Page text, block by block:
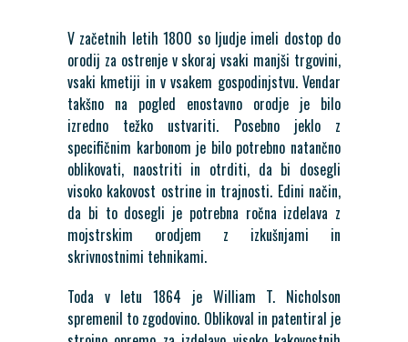
V začetnih letih 1800 so ljudje imeli dostop do
orodij za ostrenje v skoraj vsaki manjši trgovini,
vsaki kmetiji in v vsakem gospodinjstvu. Vendar
takšno na pogled enostavno orodje je bilo
izredno težko ustvariti. Posebno jeklo z
specifičnim karbonom je bilo potrebno natančno
oblikovati, naostriti in otrditi, da bi dosegli
visoko kakovost ostrine in trajnosti. Edini način,
da bi to dosegli je potrebna ročna izdelava z
mojstrskim orodjem z izkušnjami in
skrivnostnimi tehnikami.
Toda v letu 1864 je William T. Nicholson
spremenil to zgodovino. Oblikoval in patentiral je